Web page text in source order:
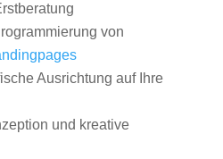
von
Ausrichtung auf Ihre
und kreative